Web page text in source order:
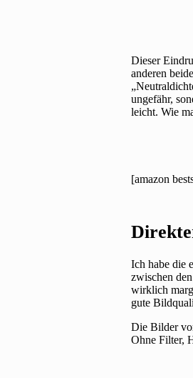
Dieser
anderen
ungefähr,
leicht. Wie
[amazon
Ich habe die
zwischen
wirklich
gute
Die Bilder
Ohne Filter,